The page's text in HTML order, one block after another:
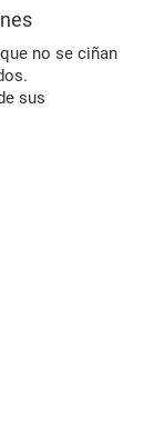
no se ciñan
sus